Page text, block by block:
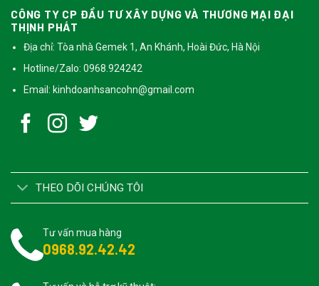
CÔNG TY CP ĐẦU TƯ XÂY DỰNG VÀ THƯƠNG MẠI ĐẠI
THỊNH PHÁT
Địa chỉ: Tòa nhà Gemek 1, An Khánh, Hoài Đức, Hà Nội
Hotline/Zalo: 0968.924242
Email: kinhdoanhsancohn@gmail.com
THEO DÕI CHÚNG TÔI
Tư vấn mua hàng
0968.92.42.42